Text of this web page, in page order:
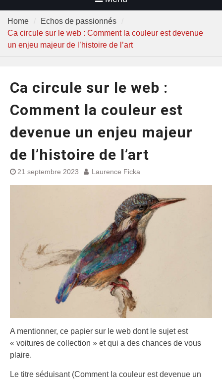
Home
Echos de passionnés
Ca circule sur le web : Comment la couleur est devenue
un enjeu majeur de l’histoire de l’art
Ca circule sur le web :
Comment la couleur est
devenue un enjeu majeur
de l’histoire de l’art
21 septembre 2023 Laurence Ficka
A mentionner, ce papier sur le web dont le sujet est
« voitures de collection » et qui a des chances de vous
plaire.
Le titre séduisant (Comment la couleur est devenue un